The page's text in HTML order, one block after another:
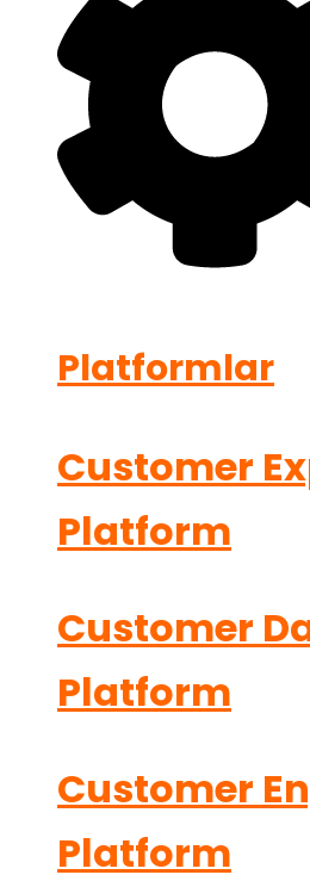
Platformlar
Customer
Platform
Customer
Platform
Customer
Platform